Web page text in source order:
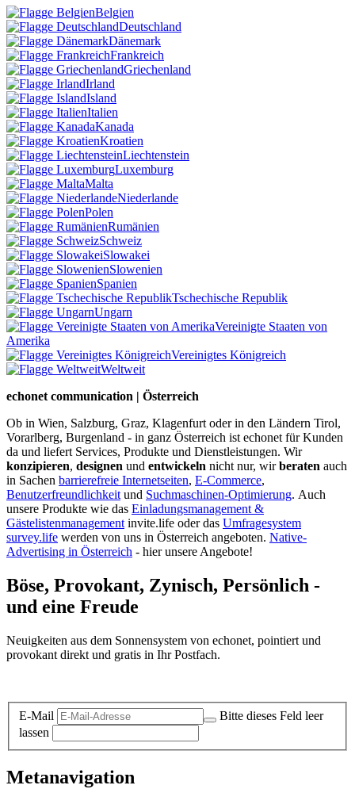
Belgien
Deutschland
Dänemark
Frankreich
Griechenland
Irland
Island
Italien
Kanada
Kroatien
Liechtenstein
Luxemburg
Malta
Niederlande
Polen
Rumänien
Schweiz
Slowakei
Slowenien
Spanien
Tschechische Republik
Ungarn
Vereinigte Staaten von
Amerika
Vereinigtes Königreich
Weltweit
echonet communication | Österreich
Ob in Wien, Salzburg, Graz, Klagenfurt oder in den Ländern Tirol,
Vorarlberg, Burgenland - in ganz Österreich ist echonet für Kunden
da und liefert Services, Produkte und Dienstleistungen. Wir
konzipieren, designen und entwickeln nicht nur, wirberaten auch
in Sachen barrierefreie Internetseiten, E-Commerce,
Benutzerfreundlichkeit und Suchmaschinen-Optimierung. Auch
unsere Produkte wie das Einladungsmanagement &
Gästelistenmanagement invite.life oder das Umfragesystem
survey.life werden von uns in Österreich angeboten. Native-
Advertising in Österreich - hier unsere Angebote!
Böse, Provokant, Zynisch, Persönlich -
und eine Freude
Neuigkeiten aus dem Sonnensystem von echonet, pointiert und
provokant direkt und gratis in Ihr Postfach.
E-Mail
Bitte dieses Feld leer
lassen
Metanavigation